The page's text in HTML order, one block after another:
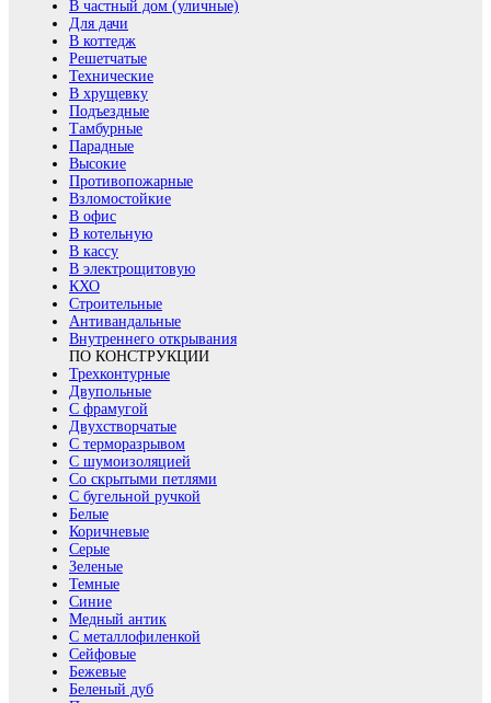
В частный дом (уличные)
Для дачи
В коттедж
Решетчатые
Технические
В хрущевку
Подъездные
Тамбурные
Парадные
Высокие
Противопожарные
Взломостойкие
В офис
В котельную
В кассу
В электрощитовую
КХО
Строительные
Антивандальные
Внутреннего открывания
ПО КОНСТРУКЦИИ
Трехконтурные
Двупольные
С фрамугой
Двухстворчатые
С терморазрывом
С шумоизоляцией
Со скрытыми петлями
С бугельной ручкой
Белые
Коричневые
Серые
Зеленые
Темные
Синие
Медный антик
С металлофиленкой
Сейфовые
Бежевые
Беленый дуб